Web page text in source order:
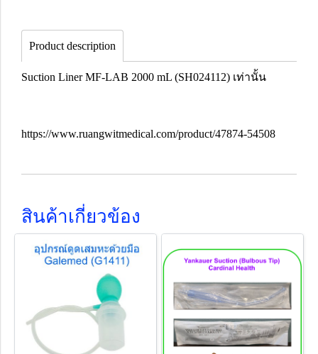
Product description
Suction Liner MF-LAB 2000 mL (SH024112) เท่านั้น
https://www.ruangwitmedical.com/product/47874-54508
สินค้าเกี่ยวข้อง